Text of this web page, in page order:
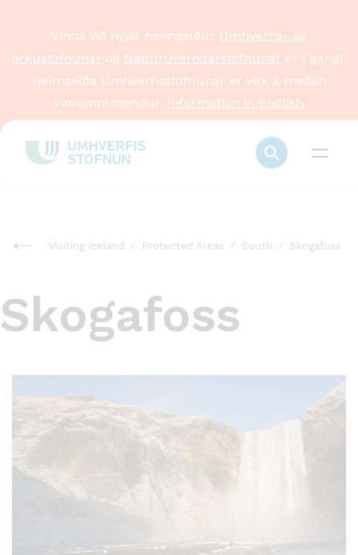
Vinna við nýjar heimasíður Umhverfis- og
orkustofnunar og Náttúruverndarstofnunar er í gangi.
Heimasíða Umhverfisstofnunar er virk á meðan
vinnunni stendur. Information in English
Visiting Iceland Protected Areas South Skogafoss
Skogafoss